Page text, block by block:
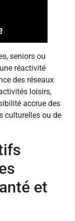
seniors ou
réactivité
des réseaux
loisirs,
accrue des
culturelles ou de
et